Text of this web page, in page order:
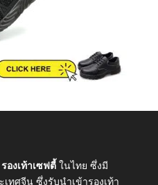
รองเท้าเซฟตี้ ในไทย ซึ่งมี
ทศจีน ซึ่งรับนำเข้ารองเท้า